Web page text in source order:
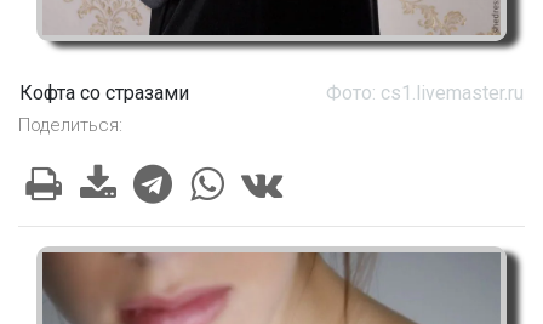
Кофта со стразами Фото: cs1.livemaster.ru
Поделиться: